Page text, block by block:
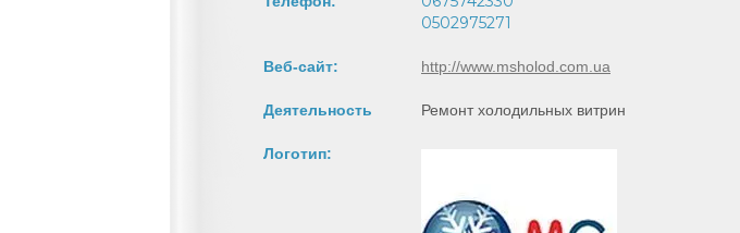
0502975271
Веб-сайт: http://www.msholod.com.ua
Деятельность Ремонт холодильных витрин
Логотип: